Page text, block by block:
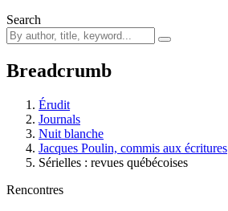
Search
Breadcrumb
Érudit
Journals
Nuit blanche
Jacques Poulin, commis aux écritures
Sérielles : revues québécoises
Rencontres